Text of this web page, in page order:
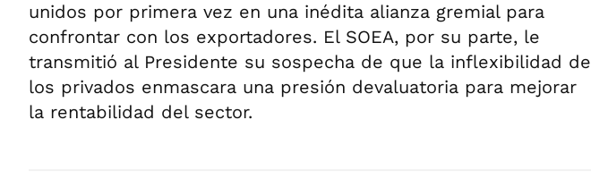
unidos por primera vez en una inédita alianza gremial para
confrontar con los exportadores. El SOEA, por su parte, le
transmitió al Presidente su sospecha de que la inflexibilidad de
los privados enmascara una presión devaluatoria para mejorar
la rentabilidad del sector.